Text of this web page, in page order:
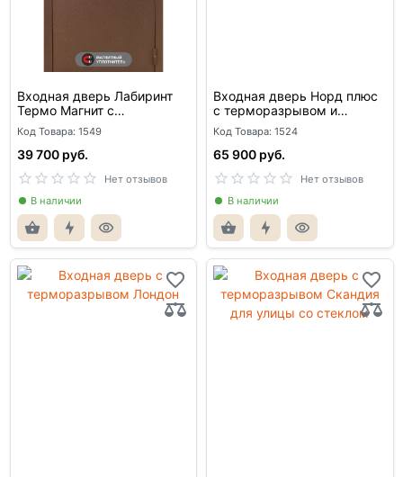
Входная дверь Лабиринт
Термо Магнит с
терморазрывом
Код Товара: 1549
39 700 руб.
Нет отзывов
В наличии
Входная дверь Норд плюс
с терморазрывом и
стеклопакетом
Код Товара: 1524
65 900 руб.
Нет отзывов
В наличии